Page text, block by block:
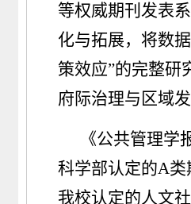
等权威期刊发表
化与拓展，将数
策效应”的完整研
府际治理与区域
《公共管理
科学部认定的A类
我校认定的人文